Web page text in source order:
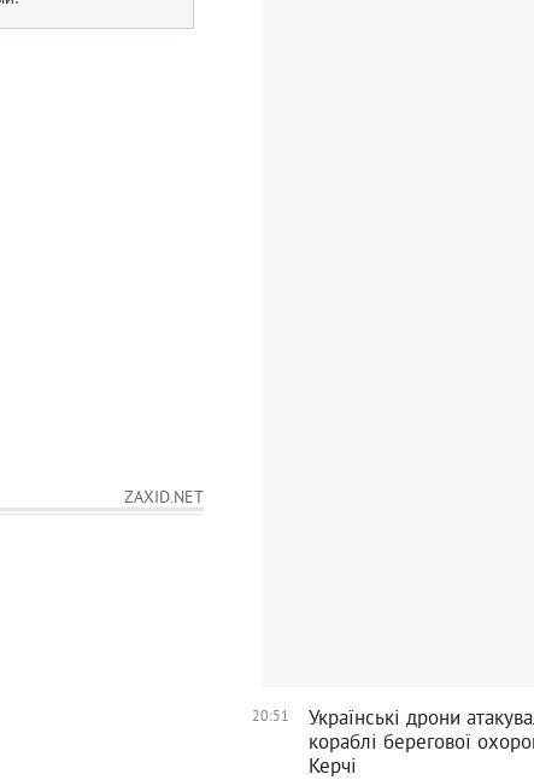
ZAXID.NET
20:51
Українські дрони
кораблі берегової
Керчі